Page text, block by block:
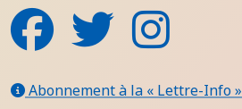
FacebookTwitter Instagram
Abonnement à la « Lettre-Info »